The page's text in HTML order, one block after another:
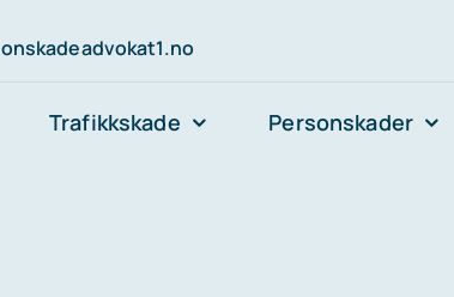
Trafikkskade Personskader